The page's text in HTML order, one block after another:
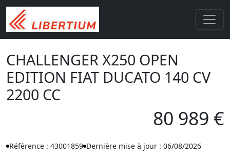
CHALLENGER X250 OPEN
EDITION FIAT DUCATO 140 CV
2200 CC
80 989 €
Référence : 43001859 Dernière mise à jour : 06/08/2026